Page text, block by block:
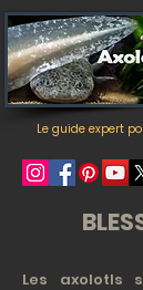
Le guide expert
Les axolotls